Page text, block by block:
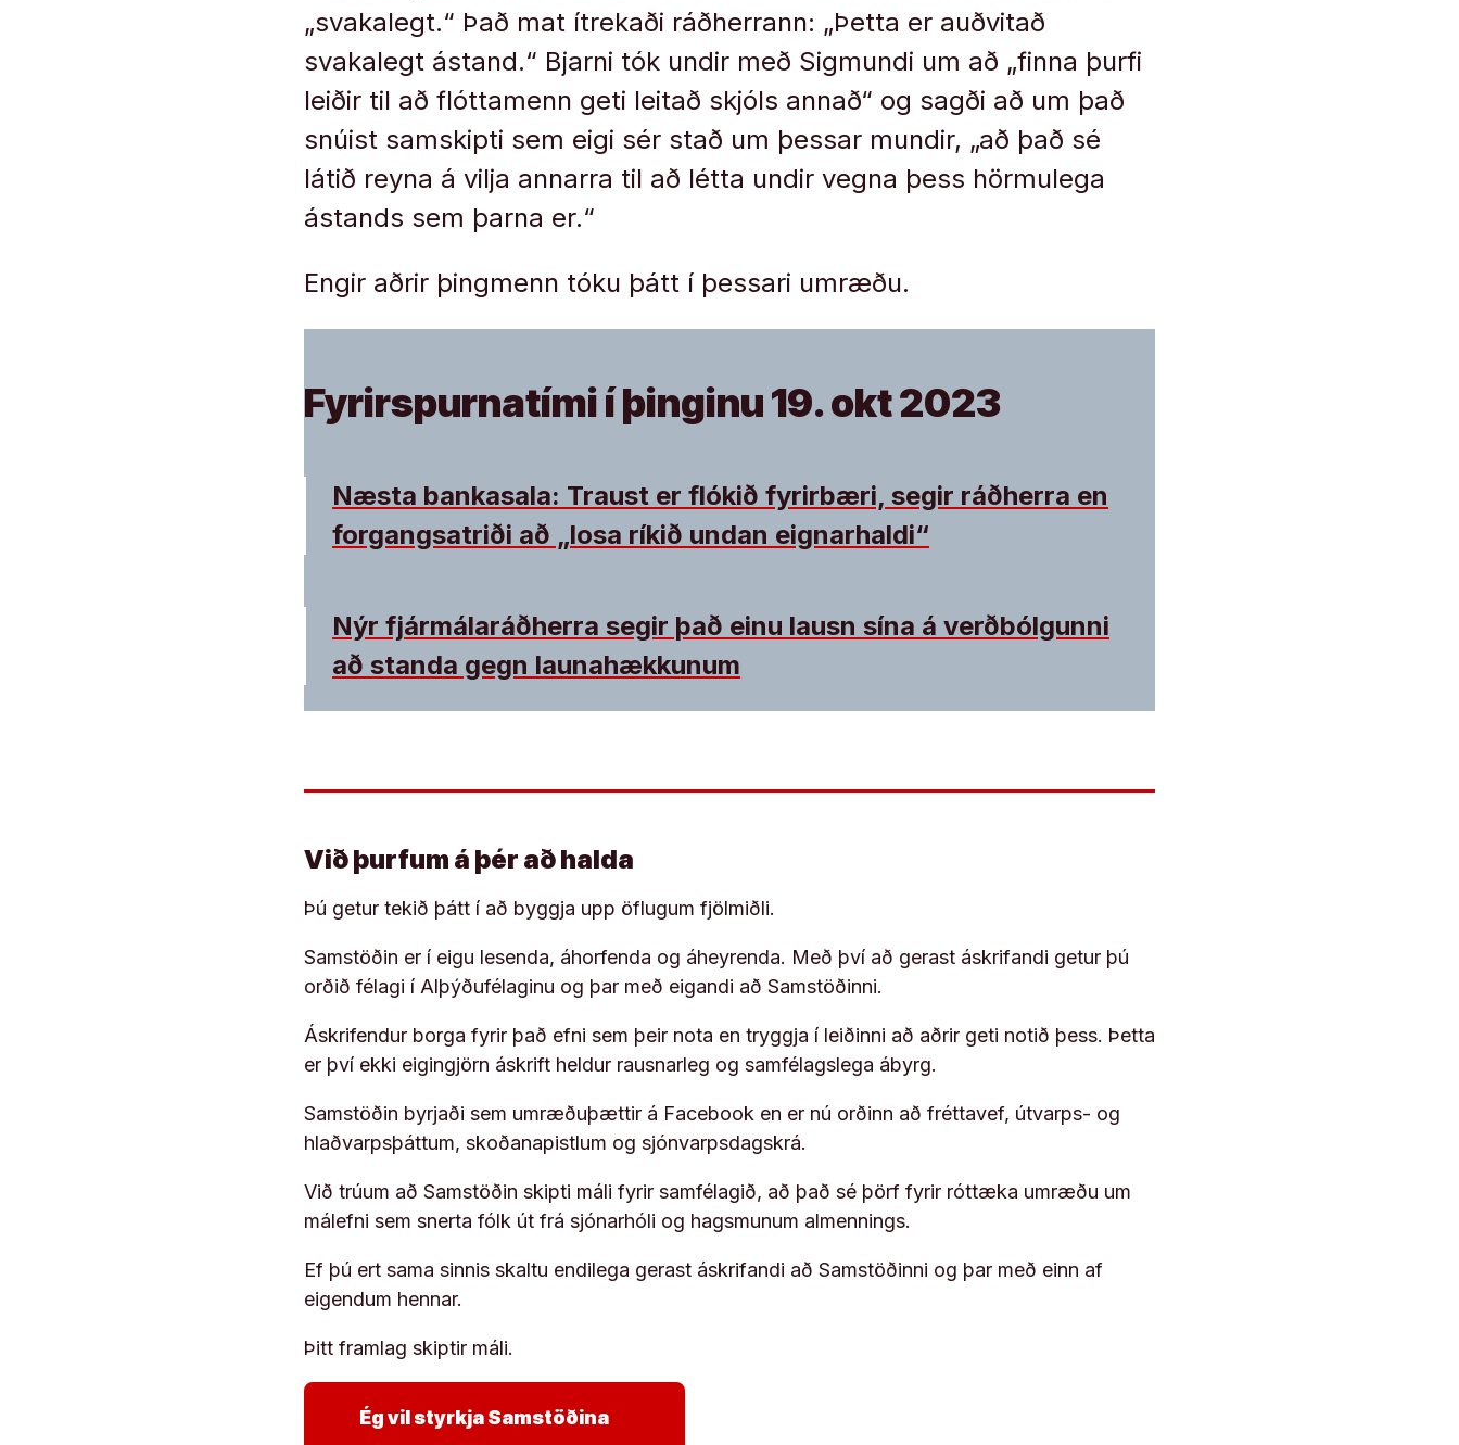
„svakalegt.“ Það mat ítrekaði ráðherrann: „Þetta er auðvitað
svakalegt ástand.“ Bjarni tók undir með Sigmundi um að „finna þurfi
leiðir til að flóttamenn geti leitað skjóls annað“ og sagði að um það
snúist samskipti sem eigi sér stað um þessar mundir, „að það sé
látið reyna á vilja annarra til að létta undir vegna þess hörmulega
ástands sem þarna er.“
Engir aðrir þingmenn tóku þátt í þessari umræðu.
Fyrirspurnatími í þinginu 19. okt 2023
Næsta bankasala: Traust er flókið fyrirbæri, segir ráðherra en
forgangsatriði að „losa ríkið undan eignarhaldi“
Nýr fjármálaráðherra segir það einu lausn sína á verðbólgunni
að standa gegn launahækkunum
Við þurfum á þér að halda
Þú getur tekið þátt í að byggja upp öflugum fjölmiðli.
Samstöðin er í eigu lesenda, áhorfenda og áheyrenda. Með því að gerast áskrifandi getur þú
orðið félagi í Alþýðufélaginu og þar með eigandi að Samstöðinni.
Áskrifendur borga fyrir það efni sem þeir nota en tryggja í leiðinni að aðrir geti notið þess. Þetta
er því ekki eigingjörn áskrift heldur rausnarleg og samfélagslega ábyrg.
Samstöðin byrjaði sem umræðuþættir á Facebook en er nú orðinn að fréttavef, útvarps- og
hlaðvarpsþáttum, skoðanapistlum og sjónvarpsdagskrá.
Við trúum að Samstöðin skipti máli fyrir samfélagið, að það sé þörf fyrir róttæka umræðu um
málefni sem snerta fólk út frá sjónarhóli og hagsmunum almennings.
Ef þú ert sama sinnis skaltu endilega gerast áskrifandi að Samstöðinni og þar með einn af
eigendum hennar.
Þitt framlag skiptir máli.
Ég vil styrkja Samstöðina